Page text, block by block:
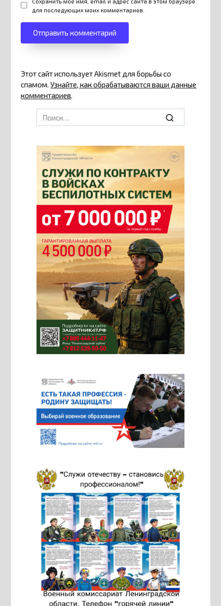
для последующих моих комментариев.
Этот сайт использует Akismet для борьбы со
спамом.Узнайте, как обрабатываются ваши данные
комментариев.
Search
for: